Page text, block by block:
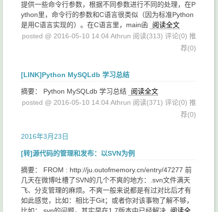
提供一些命令行参数，根据不同参数进行不同的处理，在P
ython里，命令行的参数和C语言很类似（因为标准Python
是用C语言实现的）。在C语言里，main函
阅读全文
posted @ 2016-05-10 14:04 Athrun 阅读(313) 评论(0) 推
荐(0)
[LINK]Python MySQLdb 学习总结
摘要： Python MySQLdb 学习总结
阅读全文
posted @ 2016-05-10 14:04 Athrun 阅读(371) 评论(0) 推
荐(0)
2016年3月23日
[转]源代码的管理和发布：以SVN为例
摘要： FROM : http://ju.outofmemory.cn/entry/47277 前
几天在微博吐槽了SVN的几个不爽的地方：.svn文件满天
飞、分支管理的麻烦。不爽一般来说都是有过对比后才有
如此感觉，比如：相比于Git；或者你对该事物了解不够，